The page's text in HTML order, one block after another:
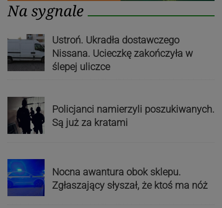
Na sygnale
Ustroń. Ukradła dostawczego
Nissana. Ucieczkę zakończyła w
ślepej uliczce
Policjanci namierzyli poszukiwanych.
Są już za kratami
Nocna awantura obok sklepu.
Zgłaszający słyszał, że ktoś ma nóż